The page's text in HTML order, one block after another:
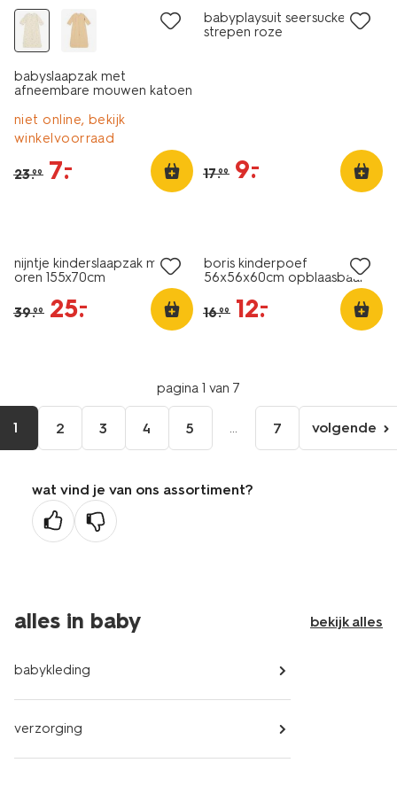
babyslaapzak met
afneembare mouwen katoen
niet online, bekijk
winkelvoorraad
23.99 7.
–
babyplaysuit seersucker
strepen roze
17.99 9.
–
nijntje kinderslaapzak met
oren 155x70cm
39.99 25.
–
boris kinderpoef
56x56x60cm opblaasbaar
16.99 12.
–
pagina 1 van 7
1 2 3 4 5 ... 7
pagina
volgende
wat vind je van ons assortiment?
alles in baby bekijk alles
babykleding
verzorging